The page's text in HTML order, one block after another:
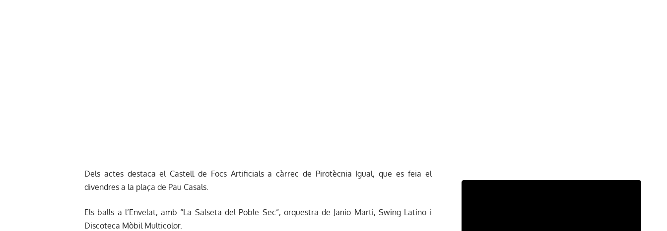
Dels actes destaca el Castell de Focs Artificials a càrrec de Pirotècnia Igual, que es feia el
divendres a la plaça de Pau Casals.
Els balls a l’Envelat, amb “La Salseta del Poble Sec”, orquestra de Janio Marti, Swing Latino i
Discoteca Mòbil Multicolor.